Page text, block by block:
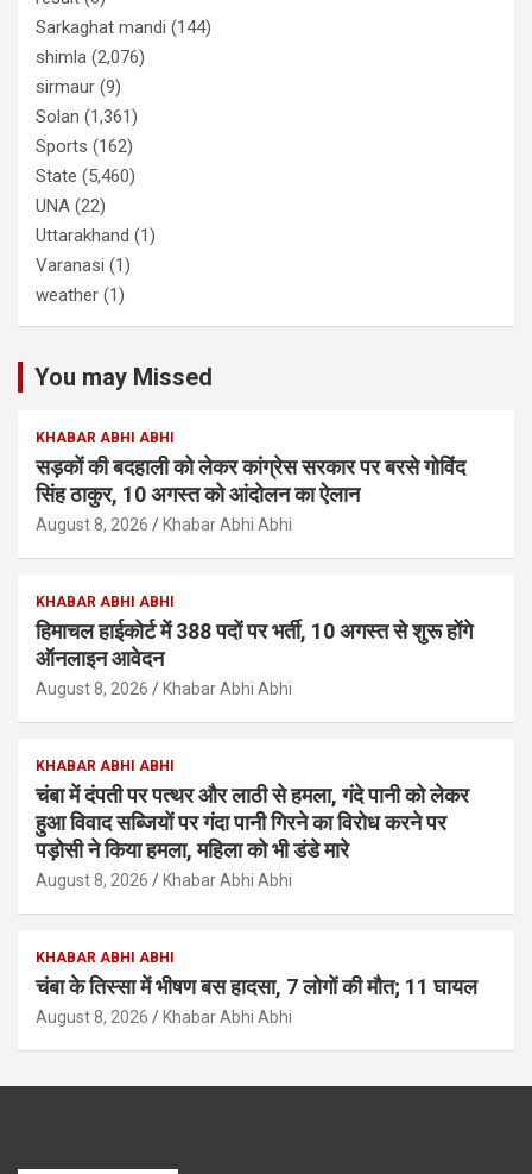
Sarkaghat mandi (144)
shimla (2,076)
sirmaur (9)
Solan (1,361)
Sports (162)
State (5,460)
UNA (22)
Uttarakhand (1)
Varanasi (1)
weather (1)
You may Missed
KHABAR ABHI ABHI
सड़कों की बदहाली को लेकर कांग्रेस सरकार पर बरसे गोविंद
सिंह ठाकुर, 10 अगस्त को आंदोलन का ऐलान
August 8, 2026 Khabar Abhi Abhi
KHABAR ABHI ABHI
हिमाचल हाईकोर्ट में 388 पदों पर भर्ती, 10 अगस्त से शुरू होंगे
ऑनलाइन आवेदन
August 8, 2026 Khabar Abhi Abhi
KHABAR ABHI ABHI
चंबा में दंपती पर पत्थर और लाठी से हमला, गंदे पानी को लेकर
हुआ विवाद सब्जियों पर गंदा पानी गिरने का विरोध करने पर
पड़ोसी ने किया हमला, महिला को भी डंडे मारे
August 8, 2026 Khabar Abhi Abhi
KHABAR ABHI ABHI
चंबा के तिस्सा में भीषण बस हादसा, 7 लोगों की मौत; 11 घायल
August 8, 2026 Khabar Abhi Abhi